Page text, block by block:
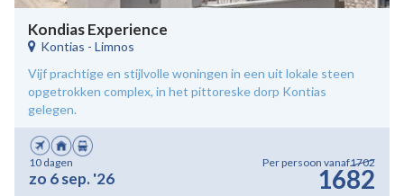
Kondias Experience
Kontias - Limnos
Vijf prachtige en stijlvolle woningen in een uit lokale steen
opgetrokken complex, in het pittoreske dorp Kontias
gelegen.
10 dagen
zo 6 sep. '26
Per persoon vanaf1702
1682